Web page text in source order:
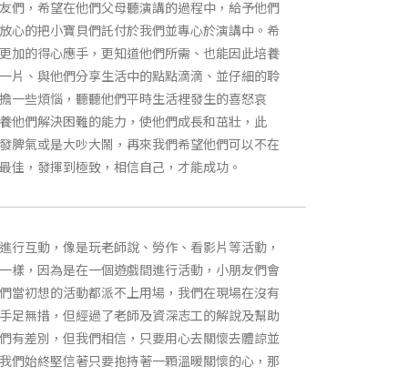
們，希望在他們父母聽演講的過程中，給予他們
心的把小寶貝們託付於我們並專心於演講中。希
加的得心應手，更知道他們所需、也能因此培養
片、與他們分享生活中的點點滴滴、並仔細的聆
一些煩惱，聽聽他們平時生活裡發生的喜怒哀
他們解決困難的能力，使他們成長和茁壯，此
脾氣或是大吵大鬧，再來我們希望他們可以不在
佳，發揮到極致，相信自己，才能成功。
互動，像是玩老師說、勞作、看影片等活動，
樣，因為是在一個遊戲間進行活動，小朋友們會
當初想的活動都派不上用場，我們在現場在沒有
足無措，但經過了老師及資深志工的解說及幫助
有差別，但我們相信，只要用心去關懷去體諒並
們始終堅信著只要抱持著一顆溫暖關懷的心，那